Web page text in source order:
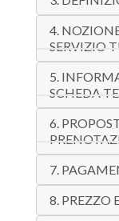
4.
SERVIZIO
5.
SCHEDA
6.
7.
8. PREZZO